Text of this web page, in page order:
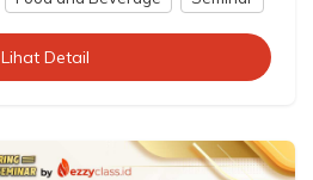
Lihat Detail